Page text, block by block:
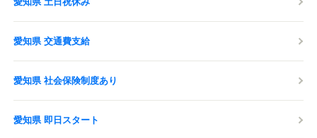
愛知県 交通費支給
愛知県 社会保険制度あり
愛知県 即日スタート